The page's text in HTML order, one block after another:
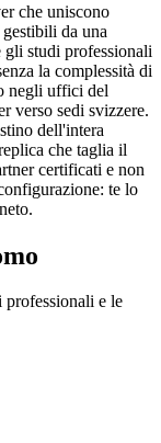
che uniscono
da una
studi professionali
la complessità di
negli uffici del
verso sedi svizzere.
dell'intera
che taglia il
certificati e non
te lo
e le